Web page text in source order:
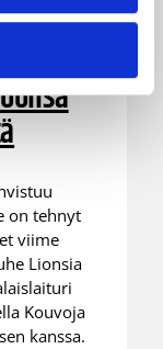
on tehnyt
viime
Lionsia
Kouvoja
kanssa.